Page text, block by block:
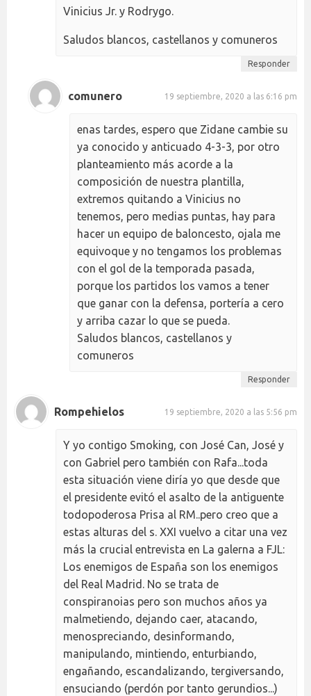
Vinicius Jr. y Rodrygo.
Saludos blancos, castellanos y comuneros
Responder
comunero 19 septiembre, 2020 a las 6:16 pm
enas tardes, espero que Zidane cambie su
ya conocido y anticuado 4-3-3, por otro
planteamiento más acorde a la
composición de nuestra plantilla,
extremos quitando a Vinicius no
tenemos, pero medias puntas, hay para
hacer un equipo de baloncesto, ojala me
equivoque y no tengamos los problemas
con el gol de la temporada pasada,
porque los partidos los vamos a tener
que ganar con la defensa, portería a cero
y arriba cazar lo que se pueda.
Saludos blancos, castellanos y
comuneros
Responder
Rompehielos 19 septiembre, 2020 a las 5:56 pm
Y yo contigo Smoking, con José Can, José y
con Gabriel pero también con Rafa...toda
esta situación viene diría yo que desde que
el presidente evitó el asalto de la antiguente
todopoderosa Prisa al RM..pero creo que a
estas alturas del s. XXI vuelvo a citar una vez
más la crucial entrevista en La galerna a FJL:
Los enemigos de España son los enemigos
del Real Madrid. No se trata de
conspiranoias pero son muchos años ya
malmetiendo, dejando caer, atacando,
menospreciando, desinformando,
manipulando, mintiendo, enturbiando,
engañando, escandalizando, tergiversando,
ensuciando (perdón por tanto gerundios...)